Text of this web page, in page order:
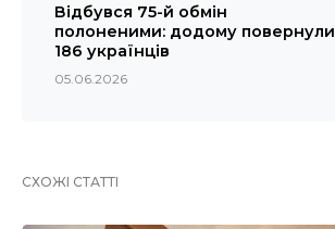
Відбувся 75-й обмін
полоненими: додому повернули
186 українців
05.06.2026
СХОЖІ СТАТТІ